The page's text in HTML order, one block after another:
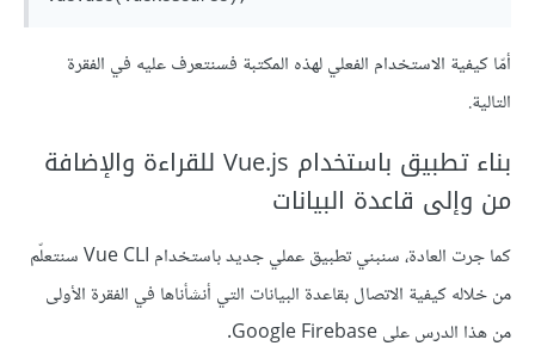
أمّا كيفية الاستخدام الفعلي لهذه المكتبة فسنتعرف عليه في الفقرة
التالية.
بناء تطبيق باستخدام Vue.js للقراءة والإضافة
من وإلى قاعدة البيانات
كما جرت العادة، سنبني تطبيق عملي جديد باستخدام Vue CLI سنتعلّم
من خلاله كيفية الاتصال بقاعدة البيانات التي أنشأناها في الفقرة الأولى
من هذا الدرس على Google Firebase.